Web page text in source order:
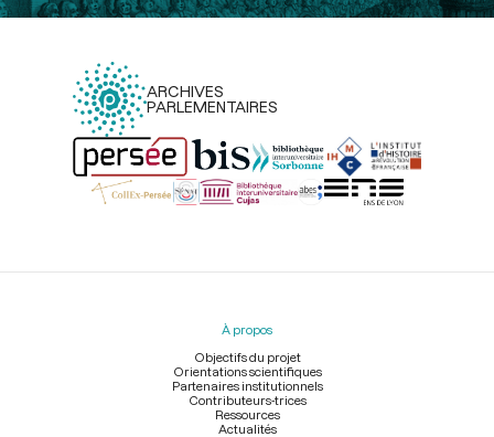
ARCHIVES
PARLEMENTAIRES
Menu
À propos
Objectifs du projet
Orientations scientifiques
Partenaires institutionnels
Contributeurs-trices
Ressources
Actualités